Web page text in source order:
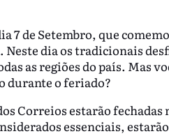
7 de Setembro, que
dia os tradicionais
as regiões do país. Mas
durante o feriado?
Correios estarão
essenciais,